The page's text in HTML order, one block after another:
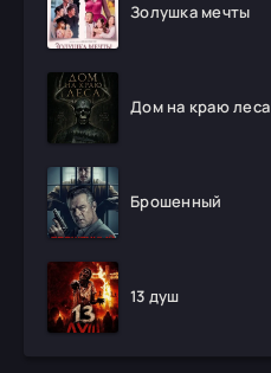
Золушка мечты
Дом на краю леса
Брошенный
13 душ